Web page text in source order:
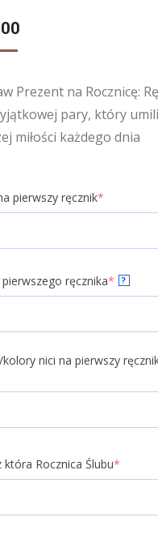
Prezent na Rocznicę:
pary, który
miłości każdego dnia
pierwszy ręcznik*
ręcznika* ?
nici na pierwszy
która Rocznica Ślubu*